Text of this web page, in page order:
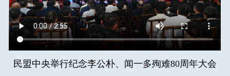
民盟中央举行纪念李公朴、闻一多殉难80周年大会